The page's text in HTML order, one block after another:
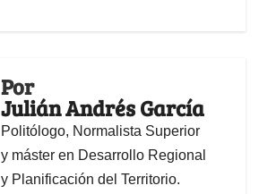
Por
Julián Andrés García
Politólogo, Normalista Superior
y máster en Desarrollo Regional
y Planificación del Territorio.